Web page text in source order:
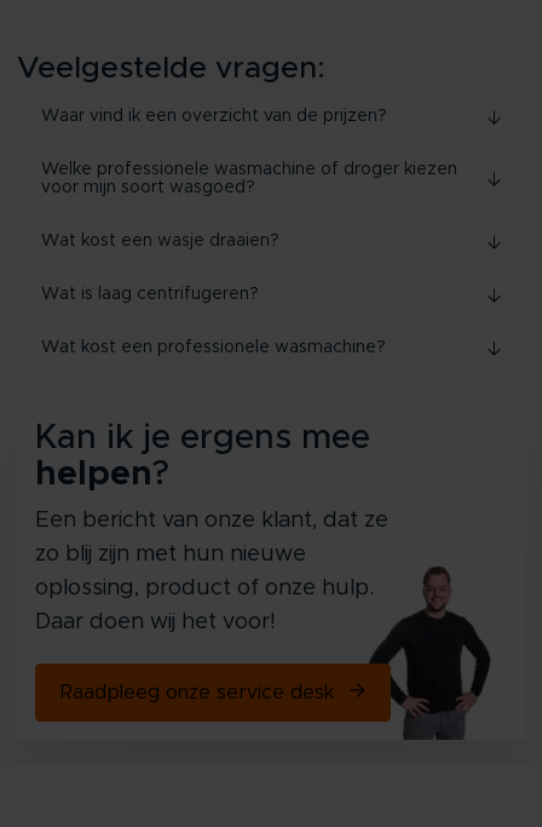
Veelgestelde vragen:
Waar vind ik een overzicht van de prijzen?
Welke professionele wasmachine of droger kiezen
voor mijn soort wasgoed?
Wat kost een wasje draaien?
Wat is laag centrifugeren?
Wat kost een professionele wasmachine?
Kan ik je ergens mee
helpen?
Een bericht van onze klant, dat ze
zo blij zijn met hun nieuwe
oplossing, product of onze hulp.
Daar doen wij het voor!
Raadpleeg onze service desk